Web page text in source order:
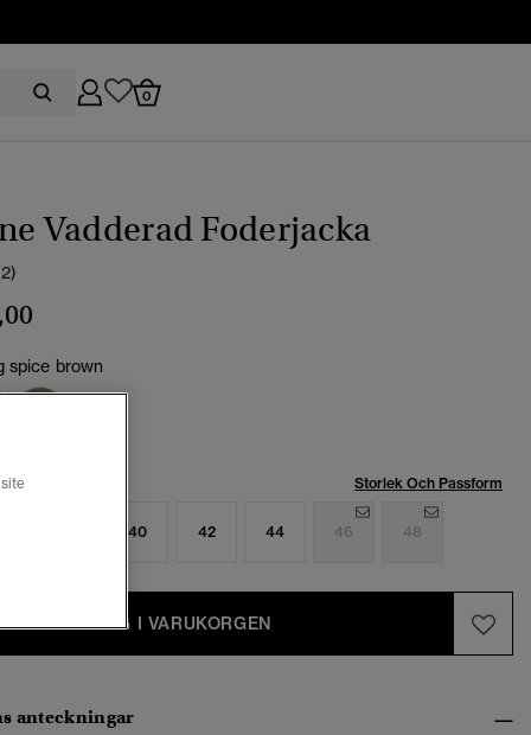
0
Vadderad Foderjacka
spice brown
Storlek Och Passform
40 42 44 46 48
LÄGG I VARUKORGEN
anteckningar